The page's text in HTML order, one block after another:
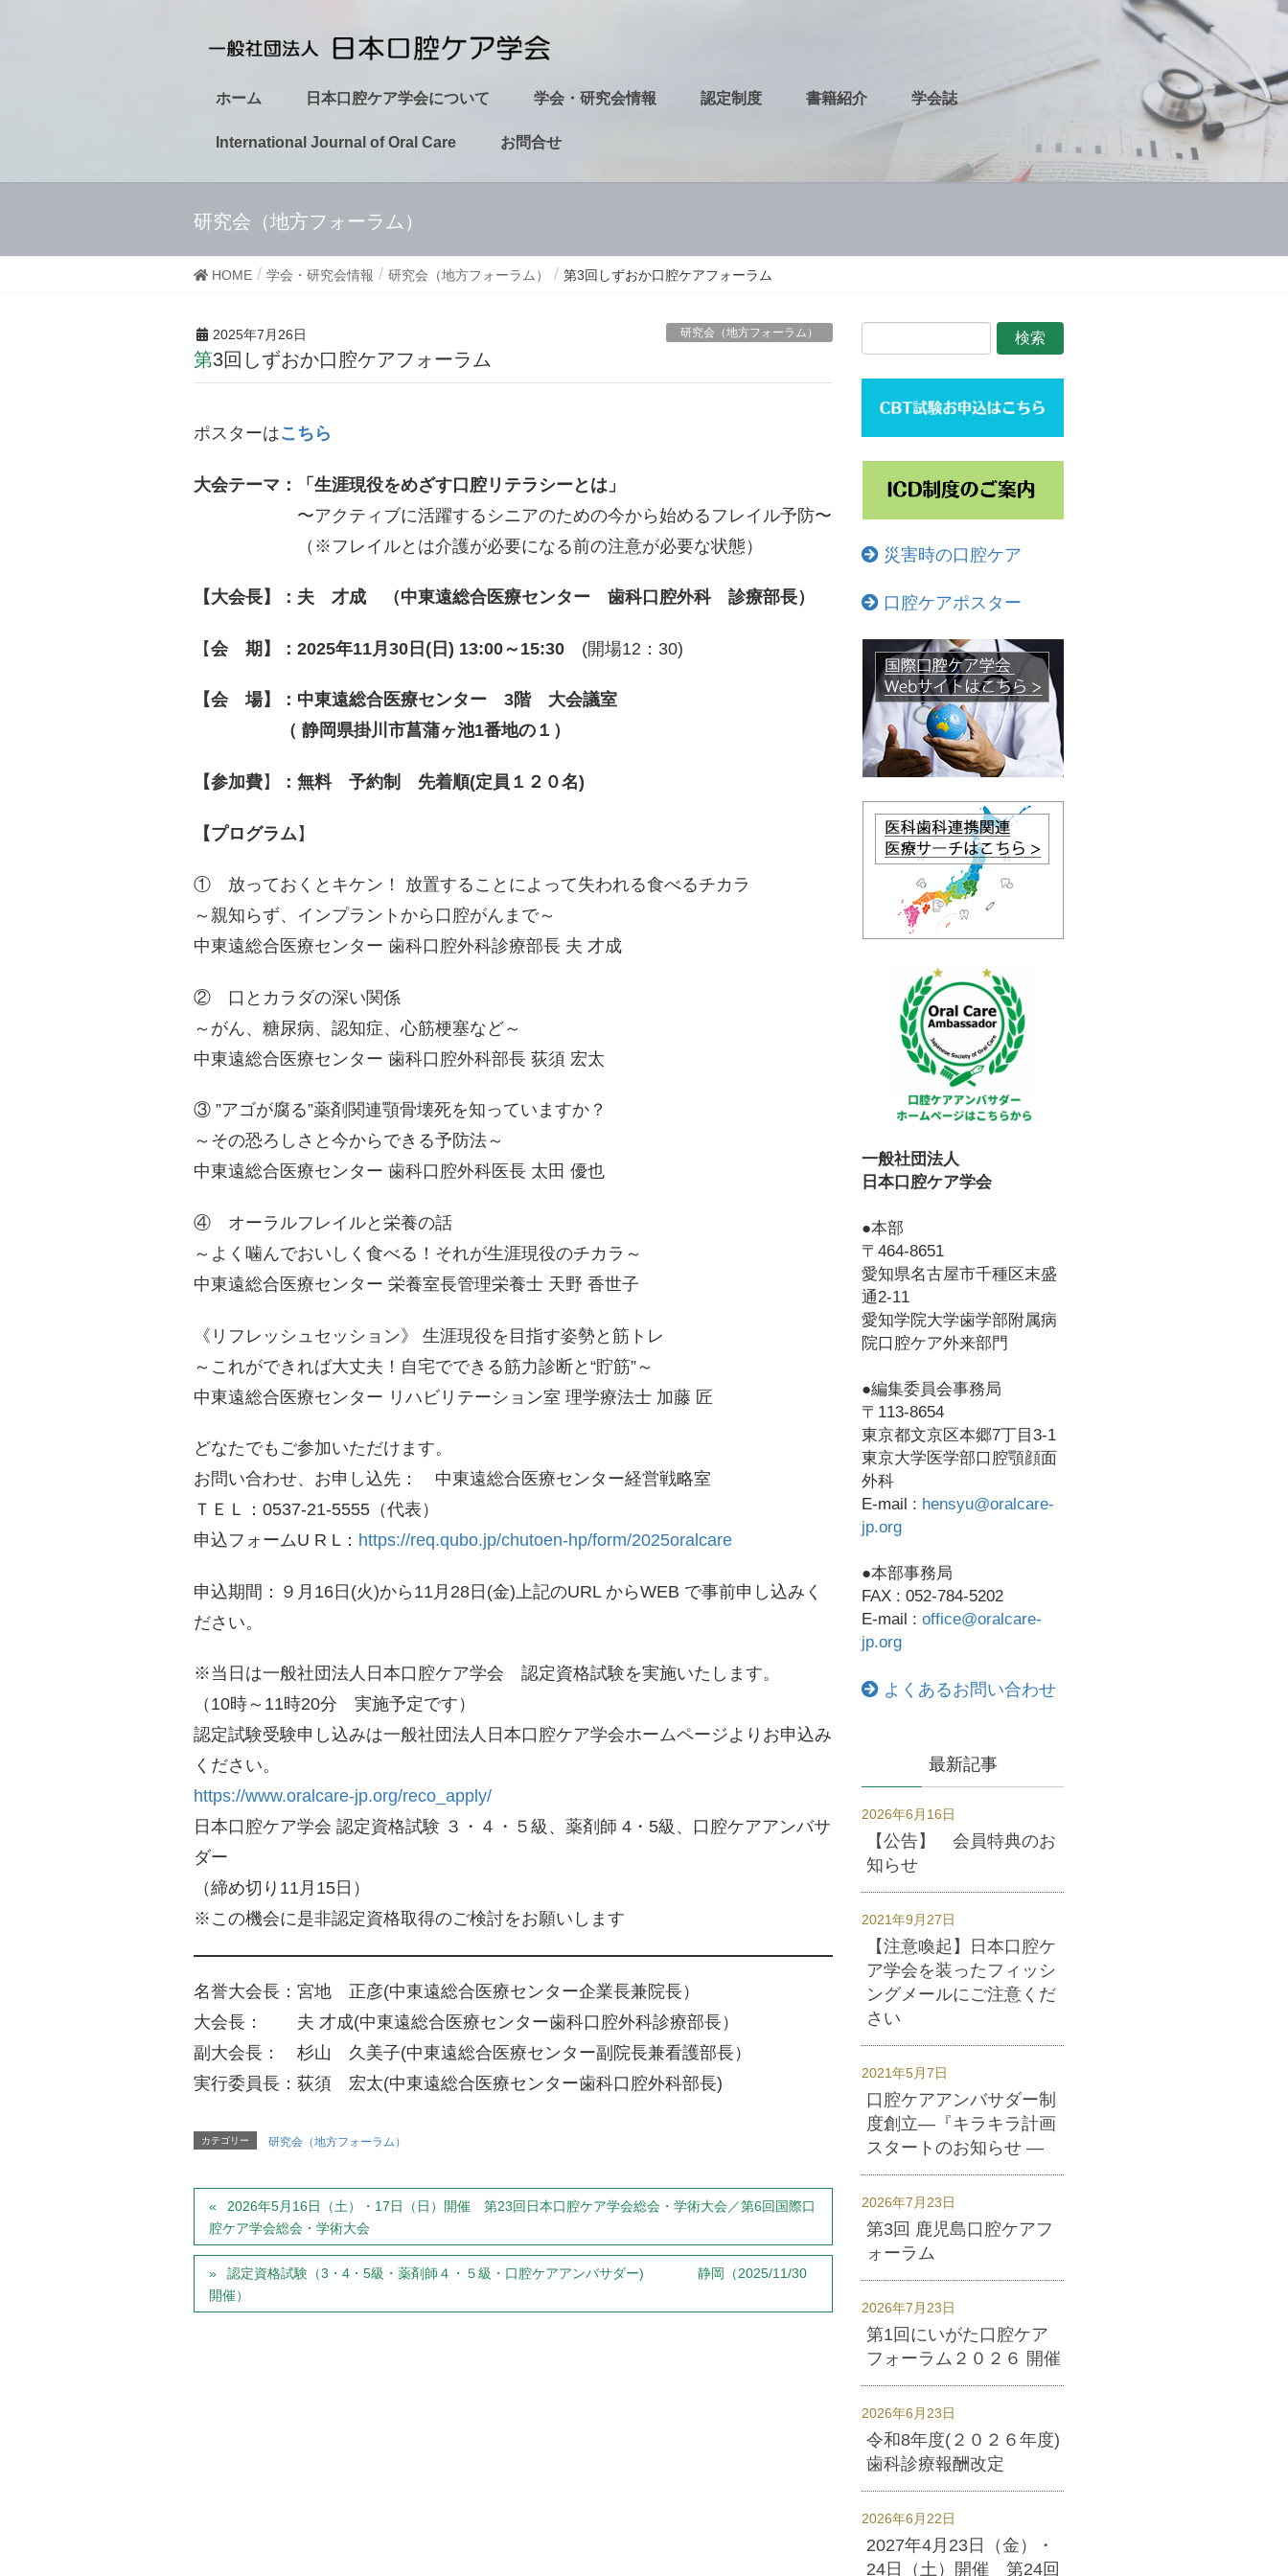
ホーム 日本口腔ケア学会について 学会・研究会情報 認定制度 書籍紹介 学会誌
International Journal of Oral Care お問合せ
研究会（地方フォーラム）
HOME 学会・研究会情報 研究会（地方フォーラム） 第3回しずおか口腔ケアフォーラム
2025年7月26日 研究会（地方フォーラム）
第3回しずおか口腔ケアフォーラム
ポスターはこちら
大会テーマ：「生涯現役をめざす口腔リテラシーとは」
〜アクティブに活躍するシニアのための今から始めるフレイル予防〜
（※フレイルとは介護が必要になる前の注意が必要な状態）
【大会長】：夫 才成 （中東遠総合医療センター 歯科口腔外科 診療部長）
【会 期】：2025年11月30日(日) 13:00～15:30 (開場12：30)
【会 場】：中東遠総合医療センター 3階 大会議室
（ 静岡県掛川市菖蒲ヶ池1番地の１）
【参加費】 ：無料 予約制 先着順(定員１２０名)
【プログラム 】
① 放っておくとキケン！ 放置することによって失われる食べるチカラ
～親知らず、インプラントから口腔がんまで～
中東遠総合医療センター 歯科口腔外科診療部長 夫 才成
② 口とカラダの深い関係
～がん、糖尿病、認知症、心筋梗塞など～
中東遠総合医療センター 歯科口腔外科部長 荻須 宏太
③ ”アゴが腐る”薬剤関連顎骨壊死を知っていますか？
～その恐ろしさと今からできる予防法～
中東遠総合医療センター 歯科口腔外科医長 太田 優也
④ オーラルフレイルと栄養の話
～よく噛んでおいしく食べる！それが生涯現役のチカラ～
中東遠総合医療センター 栄養室長管理栄養士 天野 香世子
《リフレッシュセッション》 生涯現役を目指す姿勢と筋トレ
～これができれば大丈夫！自宅でできる筋力診断と“貯筋”～
中東遠総合医療センター リハビリテーション室 理学療法士 加藤 匠
どなたでもご参加いただけます。
お問い合わせ、お申し込先： 中東遠総合医療センター経営戦略室
ＴＥＬ：0537-21-5555（代表）
申込フォームU R L： https://req.qubo.jp/chutoen-hp/form/2025oralcare
申込期間：９月16日(火)から11月28日(金)上記のURL からWEB で事前申し込みく
ださい。
※当日は一般社団法人日本口腔ケア学会 認定資格試験を実施いたします。
（10時～11時20分 実施予定です）
認定試験受験申し込みは一般社団法人日本口腔ケア学会ホームページよりお申込み
ください。
https://www.oralcare-jp.org/reco_apply/
日本口腔ケア学会 認定資格試験 ３・４・５級、薬剤師 4・5級、口腔ケアアンバサ
ダー
（締め切り11月15日）
※この機会に是非認定資格取得のご検討をお願いします
名誉大会長：宮地 正彦(中東遠総合医療センター企業長兼院長）
大会長： 夫 才成(中東遠総合医療センター歯科口腔外科診療部長）
副大会長： 杉山 久美子(中東遠総合医療センター副院長兼看護部長）
実行委員長：荻須 宏太(中東遠総合医療センター歯科口腔外科部長)
カテゴリー 研究会（地方フォーラム）
2026年5月16日（土）・17日（日）開催 第23回日本口腔ケア学会総会・学術大会／第6回国際口
腔ケア学会総会・学術大会
認定資格試験（3・4・5級・薬剤師４・５級・口腔ケアアンバサダー) 静岡（2025/11/30
開催）
災害時の口腔ケア
口腔ケアポスター
一般社団法人
日本口腔ケア学会
●本部
〒464-8651
愛知県名古屋市千種区末盛
通2-11
愛知学院大学歯学部附属病
院口腔ケア外来部門
●編集委員会事務局
〒113-8654
東京都文京区本郷7丁目3-1
東京大学医学部口腔顎顔面
外科
E-mail : hensyu@oralcare-
jp.org
●本部事務局
FAX : 052-784-5202
E-mail : office@oralcare-
jp.org
よくあるお問い合わせ
最新記事
2026年6月16日
【公告】 会員特典のお
知らせ
2021年9月27日
【注意喚起】日本口腔ケ
ア学会を装ったフィッシ
ングメールにご注意くだ
さい
2021年5月7日
口腔ケアアンバサダー制
度創立―『キラキラ計画
スタートのお知らせ ―
2026年7月23日
第3回 鹿児島口腔ケアフ
ォーラム
2026年7月23日
第1回にいがた口腔ケア
フォーラム２０２６ 開催
2026年6月23日
令和8年度(２０２６年度)
歯科診療報酬改定
2026年6月22日
2027年4月23日（金）・
24日（土）開催 第24回